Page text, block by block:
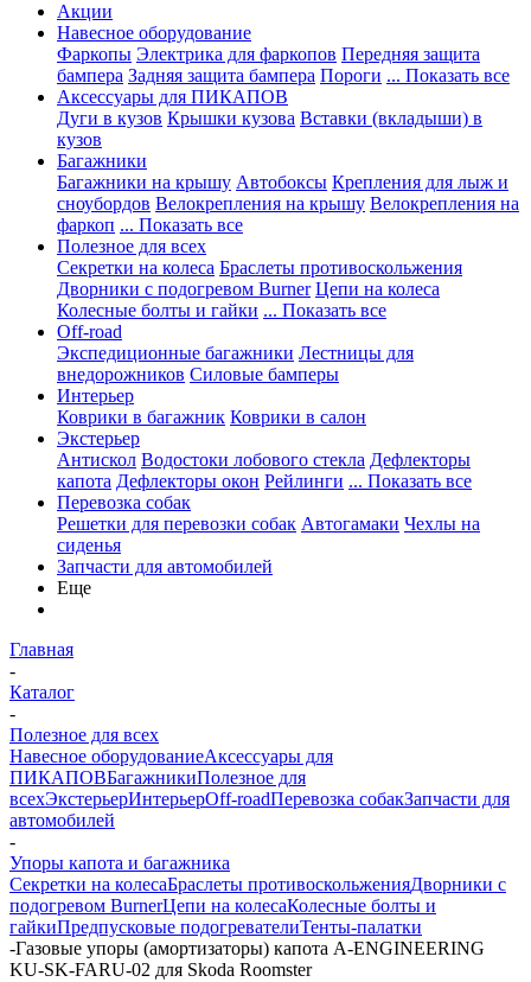
Акции
Навесное оборудование
Фаркопы Электрика для фаркопов Передняя защита
бампера Задняя защита бампера Пороги ... Показать все
Аксессуары для ПИКАПОВ
Дуги в кузов Крышки кузова Вставки (вкладыши) в
кузов
Багажники
Багажники на крышу Автобоксы Крепления для лыж и
сноубордов Велокрепления на крышу Велокрепления на
фаркоп ... Показать все
Полезное для всех
Секретки на колеса Браслеты противоскольжения
Дворники с подогревом Burner Цепи на колеса
Колесные болты и гайки ... Показать все
Off-road
Экспедиционные багажники Лестницы для
внедорожников Силовые бамперы
Интерьер
Коврики в багажник Коврики в салон
Экстерьер
Антискол Водостоки лобового стекла Дефлекторы
капота Дефлекторы окон Рейлинги ... Показать все
Перевозка собак
Решетки для перевозки собак Автогамаки Чехлы на
сиденья
Запчасти для автомобилей
Еще
Главная
-
Каталог
-
Полезное для всех
Навесное оборудованиеАксессуары для
ПИКАПОВБагажникиПолезное для
всехЭкстерьерИнтерьерOff-roadПеревозка собакЗапчасти для
автомобилей
-
Упоры капота и багажника
Секретки на колесаБраслеты противоскольженияДворники с
подогревом BurnerЦепи на колесаКолесные болты и
гайкиПредпусковые подогревателиТенты-палатки
-Газовые упоры (амортизаторы) капота A-ENGINEERING
KU-SK-FARU-02 для Skoda Roomster